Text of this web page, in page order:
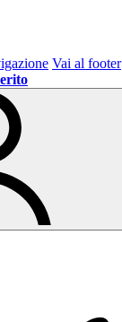
Vai al footer